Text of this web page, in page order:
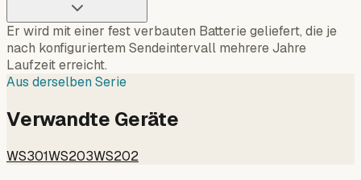
Er wird mit einer fest verbauten Batterie geliefert, die je
nach konfiguriertem Sendeintervall mehrere Jahre
Laufzeit erreicht.
Aus derselben Serie
Verwandte Geräte
WS301WS203WS202